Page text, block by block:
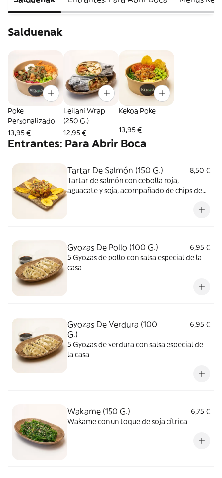
Salduenak
Poke
Personalizado
13,95 €
Leilani Wrap
(250 G.)
12,95 €
Kekoa Poke
13,95 €
Entrantes: Para Abrir Boca
Tartar De Salmón (150 G.)
8,50 €
Tartar de salmón con cebolla roja,
aguacate y soja, acompañado de chips de
Gyozas De Pollo (100 G.)
6,95 €
5 Gyozas de pollo con salsa especial de la
casa
Gyozas De Verdura (100
G.)
6,95 €
5 Gyozas de verdura con salsa especial de
la casa
Wakame (150 G.)
6,75 €
Wakame con un toque de soja cítrica